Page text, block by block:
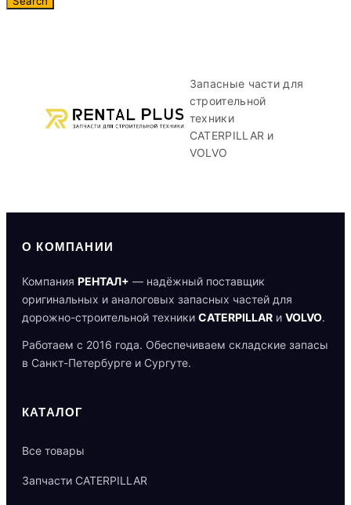
Запасные части для
строительной
техники
CATERPILLAR и
VOLVO
О КОМПАНИИ
Компания РЕНТАЛ+ — надёжный поставщик
оригинальных и аналоговых запасных частей для
дорожно-строительной техники CATERPILLAR и VOLVO.
Работаем с 2016 года. Обеспечиваем складские запасы
в Санкт-Петербурге и Сургуте.
КАТАЛОГ
Все товары
Запчасти CATERPILLAR